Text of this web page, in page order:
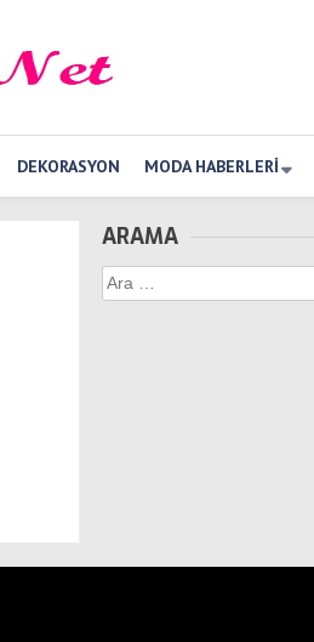
DEKORASYON MODA HABERLERI
ARAMA
Arama: